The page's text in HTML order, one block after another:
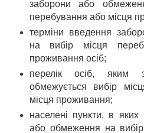
заборони або
перебування або місця
терміни введення
на вибір місця
проживання осіб;
перелік осіб, яким
обмежується вибір
місця проживання;
населені пункти, в яких
або обмеження на